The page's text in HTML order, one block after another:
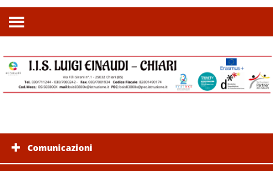
Comunicazioni